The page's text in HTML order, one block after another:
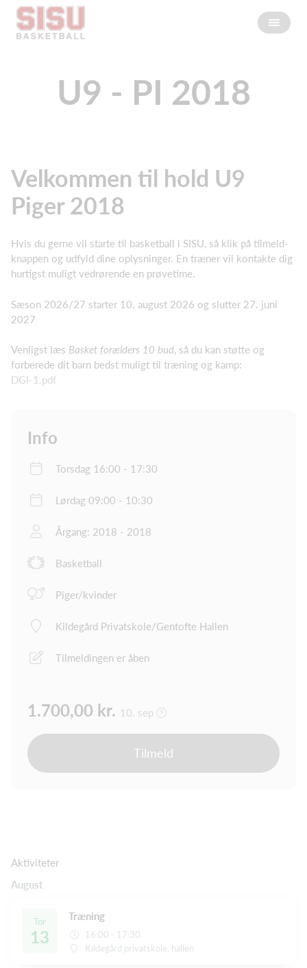
U9 - PI 2018
Velkommen til hold U9
Piger 2018
Hvis du gerne vil starte til basketball i SISU, så klik på tilmeld-
knappen og udfyld dine oplysninger. En træner vil kontakte dig
hurtigst muligt vedrørende en prøvetime.
Sæson 2026/27 starter 10. august 2026 og slutter 27. juni
2027
Venligst læs Basket forælders 10 bud, så du kan støtte og
forberede dit barn bedst muligt til træning og kamp:
DGI-1.pdf
Info
Torsdag 16:00 - 17:30
Lørdag 09:00 - 10:30
Årgang: 2018 - 2018
Basketball
Piger/kvinder
Kildegård Privatskole/Gentofte Hallen
Tilmeldingen er åben
1.700,00 kr. 10. sep
Tilmeld
Aktiviteter
August
Tor
13
Træning
16:00 - 17:30
Kildegård privatskole, hallen